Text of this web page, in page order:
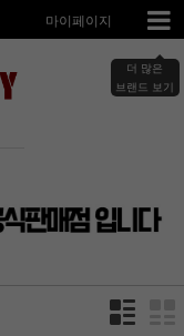
마이페이지
더 많은
브랜드 보기